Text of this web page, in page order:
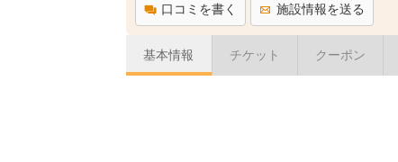
口コミを書く 施設情報を送る
基本情報 チケット クーポン